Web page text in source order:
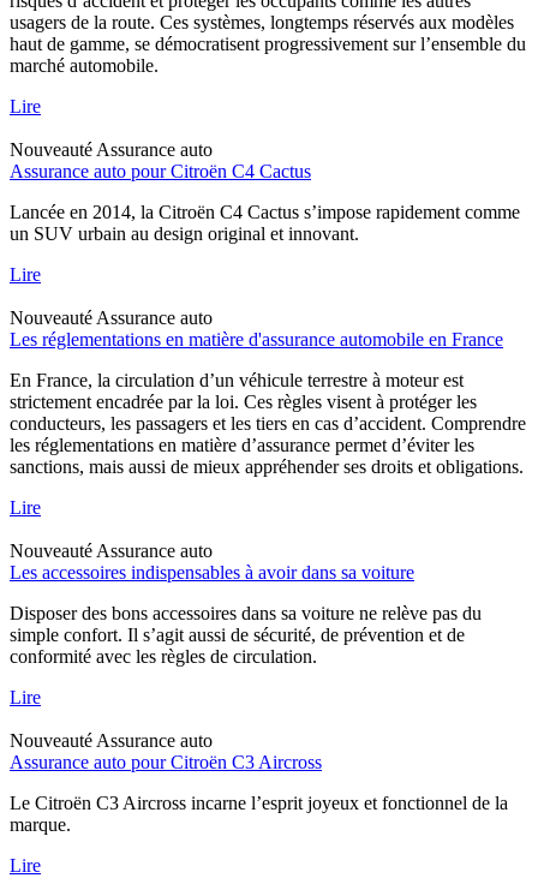
usagers de la route. Ces systèmes, longtemps réservés aux modèles
haut de gamme, se démocratisent progressivement sur l’ensemble du
marché automobile.
Lire
Nouveauté Assurance auto
Assurance auto pour Citroën C4 Cactus
Lancée en 2014, la Citroën C4 Cactus s’impose rapidement comme
un SUV urbain au design original et innovant.
Lire
Nouveauté Assurance auto
Les réglementations en matière d'assurance automobile en France
En France, la circulation d’un véhicule terrestre à moteur est
strictement encadrée par la loi. Ces règles visent à protéger les
conducteurs, les passagers et les tiers en cas d’accident. Comprendre
les réglementations en matière d’assurance permet d’éviter les
sanctions, mais aussi de mieux appréhender ses droits et obligations.
Lire
Nouveauté Assurance auto
Les accessoires indispensables à avoir dans sa voiture
Disposer des bons accessoires dans sa voiture ne relève pas du
simple confort. Il s’agit aussi de sécurité, de prévention et de
conformité avec les règles de circulation.
Lire
Nouveauté Assurance auto
Assurance auto pour Citroën C3 Aircross
Le Citroën C3 Aircross incarne l’esprit joyeux et fonctionnel de la
marque.
Lire